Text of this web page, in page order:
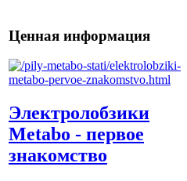
Ценная информация
Электролобзики
Metabo - первое
знакомство